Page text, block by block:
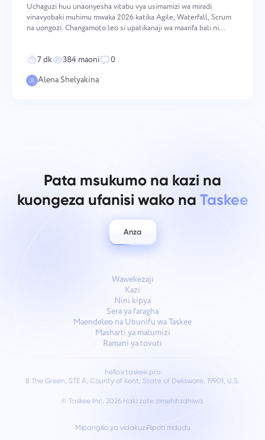
Uchaguzi huu unaonyesha vitabu vya usimamizi wa miradi
vinavyobaki muhimu mwaka 2026 katika Agile, Waterfall, Scrum
na uongozi. Changamoto leo si upatikanaji wa maarifa bali ni
7 dk 384 maoni
0
Alena Shelyakina
Pata msukumo na kazi na
kuongeza ufanisi wako na Taskee
Anza
Wawekezaji
Kazi
Nini kipya
Sera ya faragha
Maendeleo na Ubunifu wa Taskee
Masharti ya matumizi
Ramani ya tovuti
© Taskee Inc. 2026 Haki zote zimehifadhiwa.
hello@taskee.pro
8 The Green, STE A, County of Kent, State of Delaware, 19901, U.S.
Ripoti mdudu
Mipangilio ya vidakuzi